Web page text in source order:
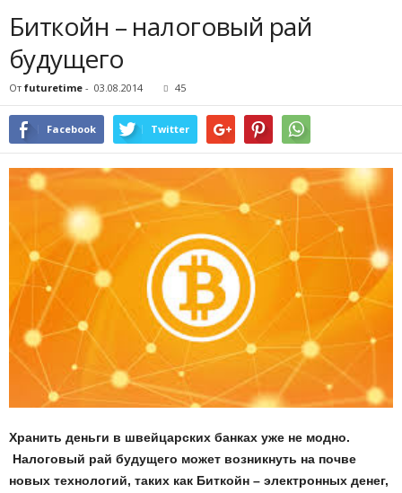
Биткойн – налоговый рай
будущего
От futuretime - 03.08.2014 45
Facebook Twitter
Хранить деньги в швейцарских банках уже не модно.
Налоговый рай будущего может возникнуть на почве
новых технологий, таких как Биткойн – электронных денег,